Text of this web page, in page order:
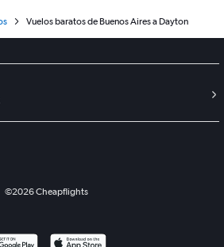
Vuelos baratos de Buenos Aires a Dayton
©2026Cheapflights